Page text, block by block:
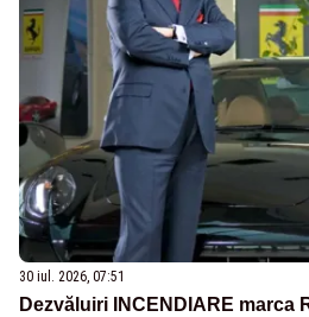
30 iul. 2026, 07:51
Dezvăluiri INCENDIARE marca